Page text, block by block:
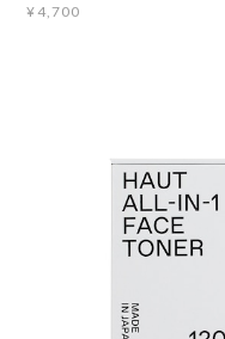
¥4,700